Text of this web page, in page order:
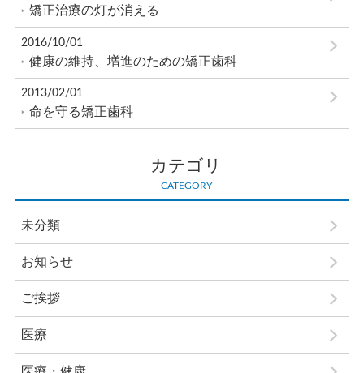
矯正治療の灯が消える
2016/10/01
健康の維持、増進のための矯正歯科
2013/02/01
命を守る矯正歯科
カテゴリ
CATEGORY
未分類
お知らせ
ご挨拶
医療